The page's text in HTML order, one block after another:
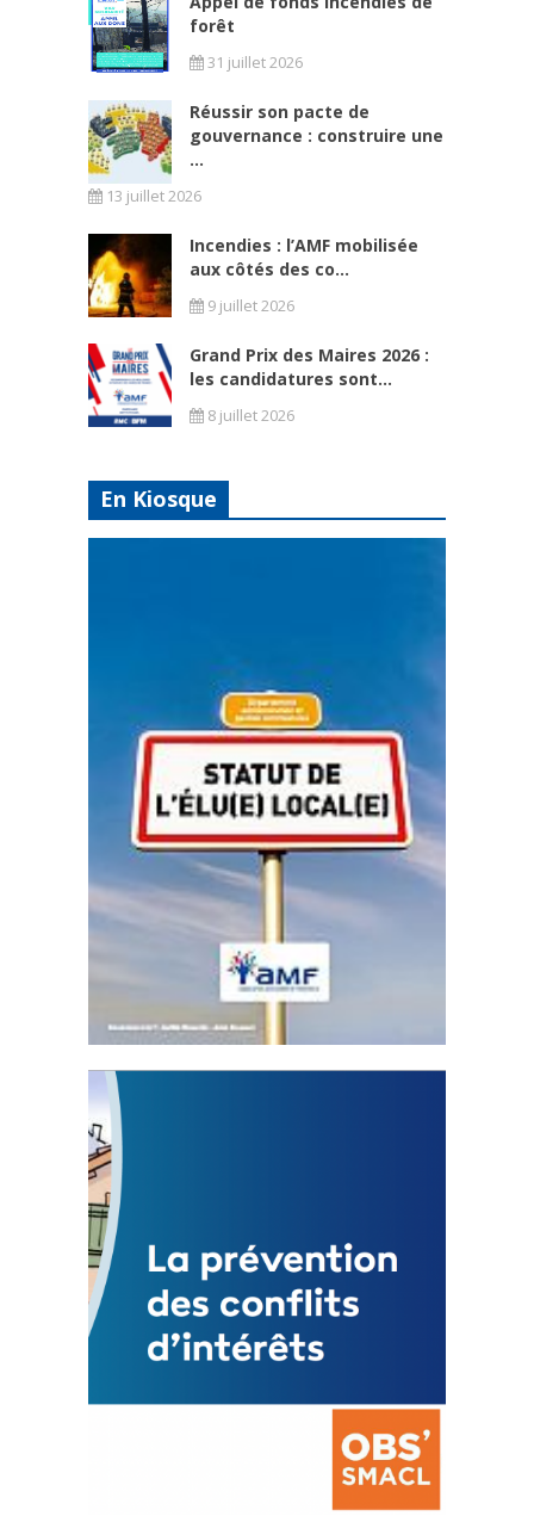
forêt
31 juillet 2026
Réussir son pacte de
gouvernance : construire une
...
13 juillet 2026
Incendies : l’AMF mobilisée
aux côtés des co...
9 juillet 2026
Grand Prix des Maires 2026 :
les candidatures sont...
8 juillet 2026
En Kiosque
Statut de l’élu local
3 avril 2024
Mise à jour avril 2024
FEUILLETER